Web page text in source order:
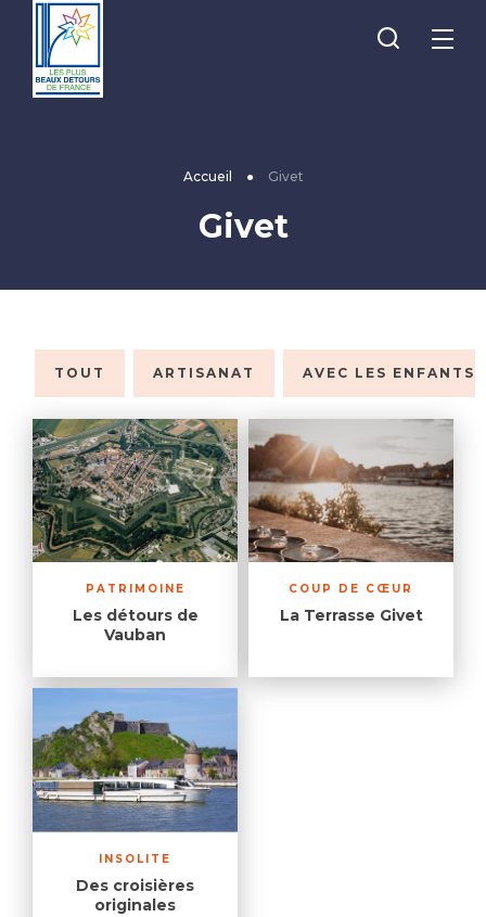
Je
Menu
Accueil ● Givet
Givet
TOUT ARTISANAT AVEC LES ENFANTS
PATRIMOINE
Les détours de
Vauban
COUP DE CŒUR
La Terrasse Givet
INSOLITE
Des croisières
originales